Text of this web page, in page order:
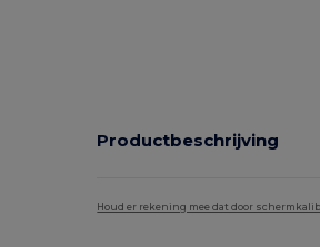
Productbeschrijving
Houd er rekening mee dat door